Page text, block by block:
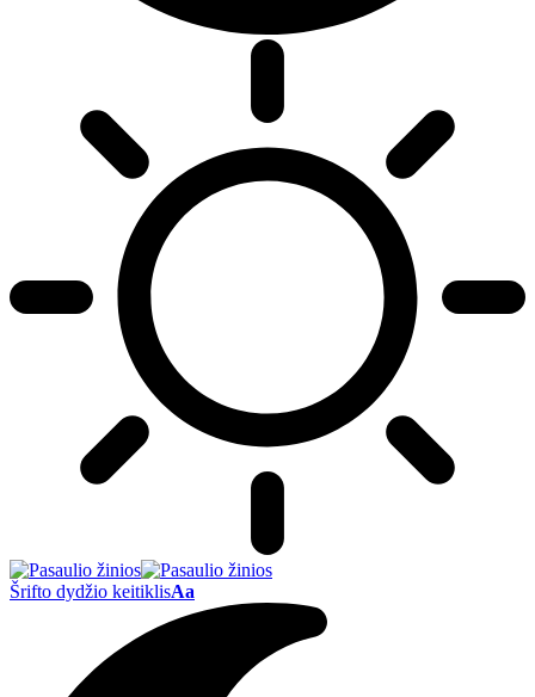
Šrifto dydžio keitiklisAa